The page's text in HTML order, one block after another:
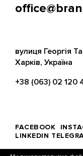
вулиця Георгія
Харків, Україна
+38 (063) 02 120
FACEBOOK
LINKEDIN